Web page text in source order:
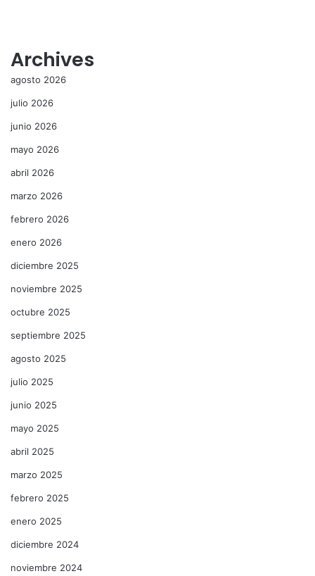
Archives
agosto 2026
julio 2026
junio 2026
mayo 2026
abril 2026
marzo 2026
febrero 2026
enero 2026
diciembre 2025
noviembre 2025
octubre 2025
septiembre 2025
agosto 2025
julio 2025
junio 2025
mayo 2025
abril 2025
marzo 2025
febrero 2025
enero 2025
diciembre 2024
noviembre 2024